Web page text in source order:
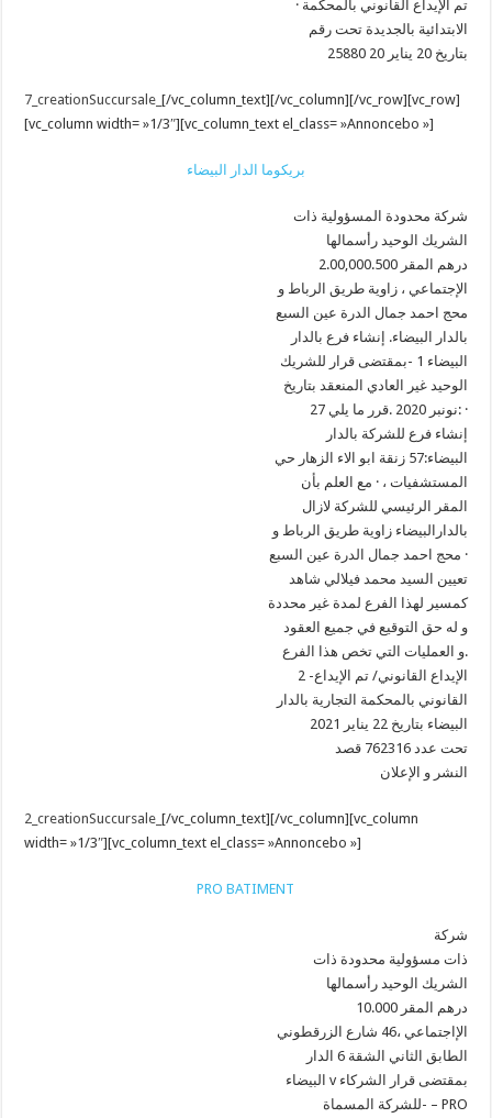
· تم الإيداع القانوني بالمحكمة
الابتدائية بالجديدة تحت رقم
25880 بتاريخ 20 يناير 20
7_creationSuccursale_[/vc_column_text][/vc_column][/vc_row][vc_row]
[vc_column width= »1/3″][vc_column_text el_class= »Annoncebo »]
بريكوما الدار البيضاء
شركة محدودة المسؤولية ذات
الشريك الوحيد رأسمالها
2.00,000.500 درهم المقر
الإجتماعي ، زاوية طريق الرباط و
محج احمد جمال الدرة عين السبع
بالدار البيضاء. إنشاء فرع بالدار
البيضاء 1 -بمقتضى قرار للشريك
الوحيد غير العادي المنعقد بتاريخ
27 نونبر 2020 .قرر ما يلي: ·
إنشاء فرع للشركة بالدار
البيضاء:57 زنقة ابو الاء الزهار حي
المستشفيات ، · مع العلم بأن
المقر الرئيسي للشركة لازال
بالدارالبيضاء زاوية طريق الرباط و
محج احمد جمال الدرة عين السبع ·
تعيين السيد محمد فيلالي شاهد
كمسير لهذا الفرع لمدة غير محددة
و له حق التوقيع في جميع العقود
و العمليات التي تخص هذا الفرع.
2 -الإيداع القانوني/ تم الإيداع
القانوني بالمحكمة التجارية بالدار
البيضاء بتاريخ 22 يناير 2021
تحت عدد 762316 قصد
النشر و الإعلان
2_creationSuccursale_[/vc_column_text][/vc_column][vc_column
width= »1/3″][vc_column_text el_class= »Annoncebo »]
PRO BATIMENT
شركة
ذات مسؤولية محدودة ذات
الشريك الوحيد رأسمالها
10.000 درهم المقر
الإاجتماعي ،46 شارع الزرقطوني
الطابق الثاني الشقة 6 الدار
البيضاء v بمقتضى قرار الشركاء
للشركة المسماة- – PRO